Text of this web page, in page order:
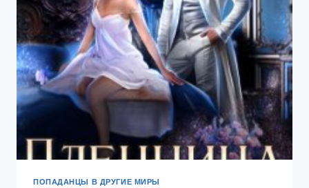
ЛЮДМИЛА
ВОВЧЕНКО
ПОПАДАНЦЫ В ДРУГИЕ МИРЫ